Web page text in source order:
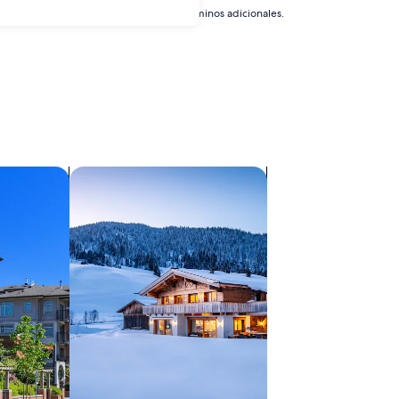
están sujetos a cambios. Aplican términos adicionales.
Buscar chalets